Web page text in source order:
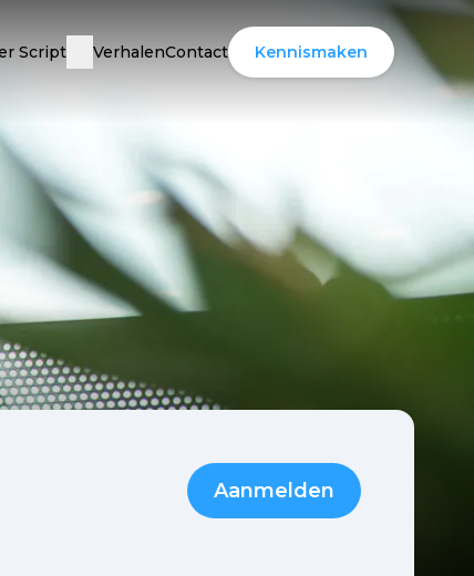
Script VerhalenContact Kennismaken
Aanmelden